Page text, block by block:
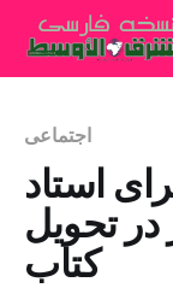
اجتماعی
برای استاد
در تحویل
کتاب